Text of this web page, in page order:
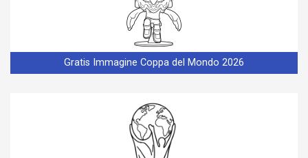
Gratis Immagine Coppa del Mondo 2026